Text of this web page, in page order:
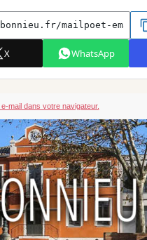
mail dans votre navigateur.